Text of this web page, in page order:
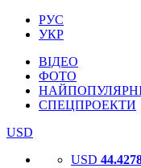
РУС
УКР
ВІДЕО
ФОТО
СПЕЦПРОЕКТИ
USD
USD